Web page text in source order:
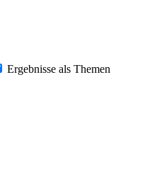
Ergebnisse als Themen